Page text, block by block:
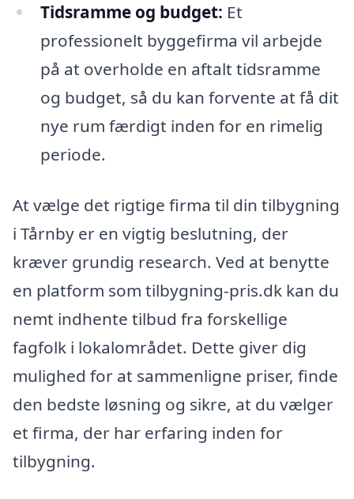
Tidsramme og budget: Et
professionelt byggefirma vil arbejde
på at overholde en aftalt tidsramme
og budget, så du kan forvente at få dit
nye rum færdigt inden for en rimelig
periode.
At vælge det rigtige firma til din tilbygning
i Tårnby er en vigtig beslutning, der
kræver grundig research. Ved at benytte
en platform som tilbygning-pris.dk kan du
nemt indhente tilbud fra forskellige
fagfolk i lokalområdet. Dette giver dig
mulighed for at sammenligne priser, finde
den bedste løsning og sikre, at du vælger
et firma, der har erfaring inden for
tilbygning.